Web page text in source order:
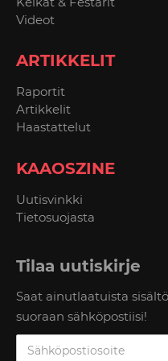
Videot
ARTIKKELIT
Raportit
Artikkelit
Haastattelut
KAAOSZINE
Uutisvinkki
Tietosuojasta
Tilaa uutiskirje
Saat ainutlaatuista
suoraan sähköpostiisi!